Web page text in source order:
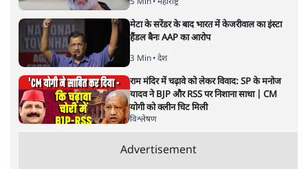
मेटा के सरेंडर के बाद भारत में केजरीवाल का इंस्टा
हैंडल बैनः AAP का आरोप
3 Min• देश
राम मंदिर में चढ़ावे को लेकर विवाद: SP के मनोज
यादव ने BJP और RSS पर निशाना साधा | CM
योगी को क्लीन चिट मिली
विश्लेषण
Advertisement